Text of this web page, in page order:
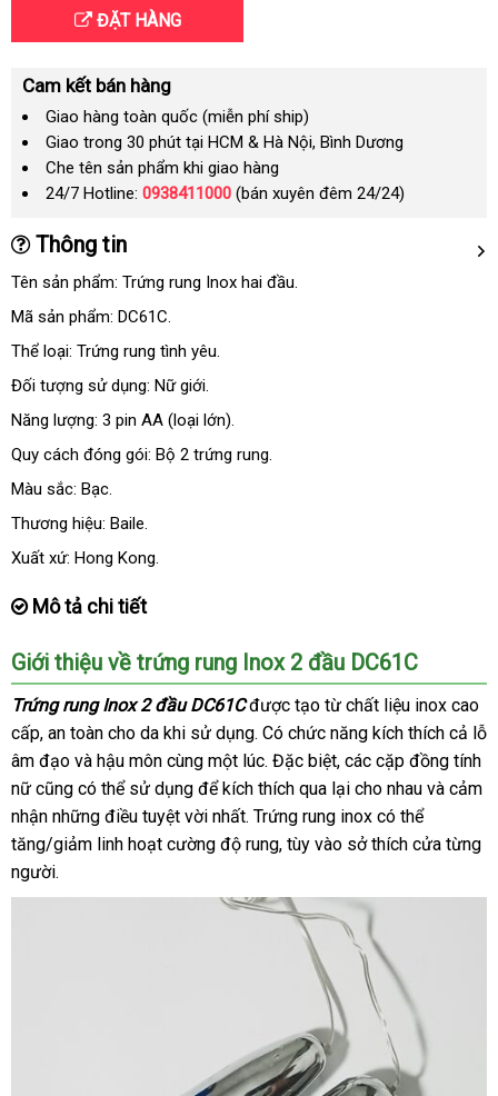
ĐẶT HÀNG
Cam kết bán hàng
Giao hàng toàn quốc (miễn phí ship)
Giao trong 30 phút tại HCM & Hà Nội, Bình Dương
Che tên sản phẩm khi giao hàng
24/7 Hotline: 0938411000 (bán xuyên đêm 24/24)
Thông tin
Tên sản phẩm: Trứng rung Inox hai đầu.
Mã sản phẩm: DC61C.
Thể loại: Trứng rung tình yêu.
Đối tượng sử dụng: Nữ giới.
Năng lượng: 3 pin AA (loại lớn).
Quy cách đóng gói: Bộ 2 trứng rung.
Màu sắc: Bạc.
Thương hiệu: Baile.
Xuất xứ: Hong Kong.
Mô tả chi tiết
Giới thiệu về trứng rung Inox 2 đầu DC61C
Trứng rung Inox 2 đầu DC61Csửa
chữa
được tạo từ chất liệu inox cao
cấpTrung
Quốc
, an toàn cho da khi sử dụngthảo
luận
. Có chức năng kích thích cả lỗ
âm đạo shop
và hậu môn cùng một lúctại
nhà
. gần
nhất
Đặc biệtdịch
vụ
, giao
hàng
các cặp đồng tính
nữ lắp
đặt
cũng tư
vấn
có thể sử dụng kho
hàng
để kích thích qua lại cho nhau qua
và cảm
nhận an
toàn
những điều tuyệt vời nhấtxách
tay
. Trứng rung inox Trung
Quốc
có thể
tăng/giảm linh hoạt cường độ rungđăng
, tùy vào sở thích cửa từng
người.